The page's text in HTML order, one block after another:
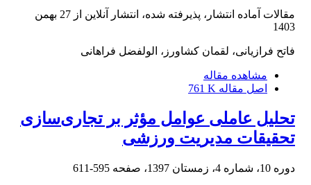
مقالات آماده انتشار، پذیرفته شده، انتشار آنلاین از
27 بهمن
1403
فاتح فرازیانی، لقمان کشاورز، الولفضل فراهانی
مشاهده مقاله
اصل مقاله 761 K
تحلیل عاملی عوامل مؤثر بر تجاری‌سازی
تحقیقات مدیریت ورزشی
دوره 10، شماره 4، زمستان 1397، صفحه 595-611